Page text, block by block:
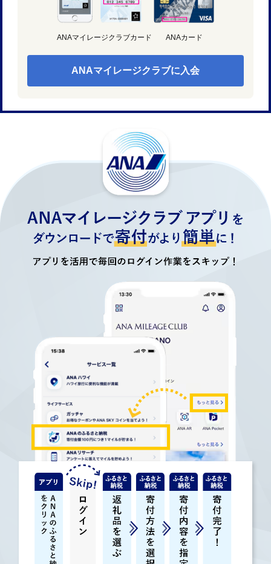
ANAマイレージクラブカード ANAカード
ANAマイレージクラブに入会